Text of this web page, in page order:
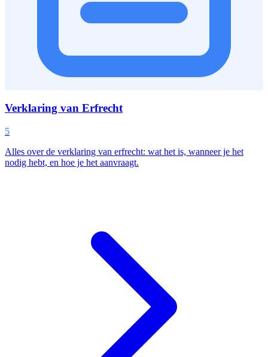
Verklaring van Erfrecht
5
Alles over de verklaring van erfrecht: wat het is, wanneer je het
nodig hebt, en hoe je het aanvraagt.